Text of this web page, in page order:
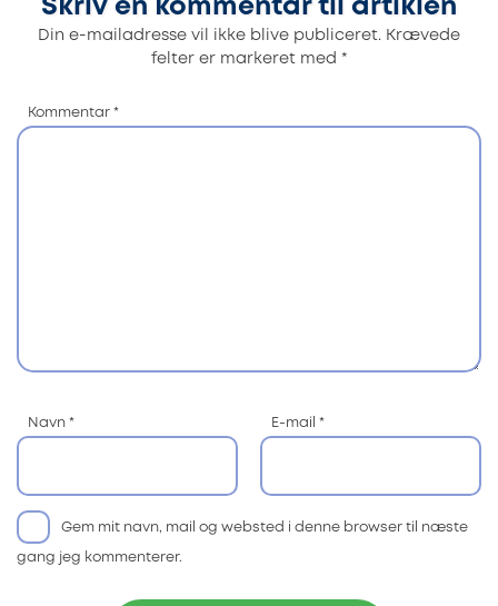
Skriv en kommentar til artiklen
Din e-mailadresse vil ikke blive publiceret. Krævede
felter er markeret med *
Kommentar *
Navn * E-mail *
Gem mit navn, mail og websted i denne browser til næste
gang jeg kommenterer.